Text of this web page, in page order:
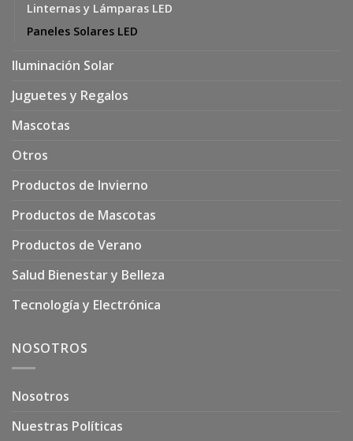
Linternas y Lámparas LED
Paneles Solares LED
Iluminación Solar
Juguetes y Regalos
Mascotas
Otros
Productos de Invierno
Productos de Mascotas
Productos de Verano
Salud Bienestar y Belleza
Tecnología y Electrónica
NOSOTROS
Nosotros
Nuestras Políticas